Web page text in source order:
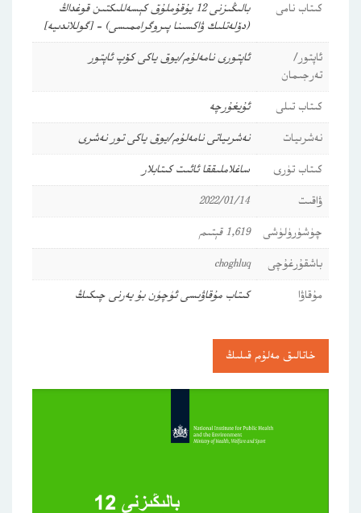
كىتاب نامى
بالىڭىزنى 12 يۇقۇملۇق كېسەللىكتىن قوغداڭ
(دۆلەتلىك ۋاكسىنا پىروگراممىسى) – [گوللاندىيە]
ئاپتور/
تەرجىمان
ئاپتورى نامەلۇم/يوق ياكى كۆپ ئاپتور
كىتاب تىلى
ئۇيغۇرچە
نەشرىيات
نەشرىياتى نامەلۇم/يوق ياكى تور نەشرى
كىتاب تۈرى
ساغلاملىققا ئائىت كىتابلار
ۋاقىت
2022/01/14
چۈشۈرۈلۈشى
1,619 قېتىم
باشقۇرغۇچى
choghluq
مۇقاۋا
كىتاب مۇقاۋىسى ئۈچۈن بۇ يەرنى چىكىڭ
خاتالىق مەلۇم قىلىڭ